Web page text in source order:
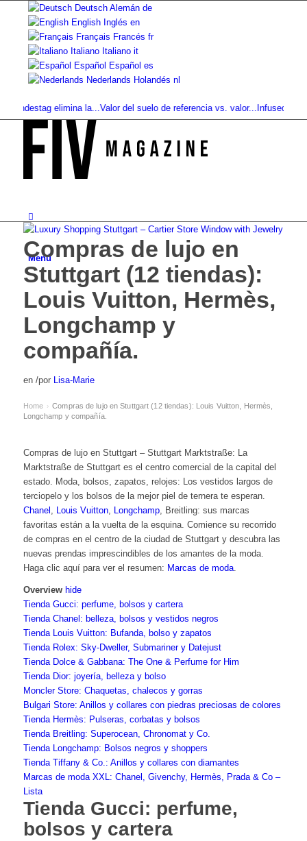
Deutsch Alemán de
English Inglés en
Français Francés fr
Italiano Italiano it
Español Español es
Nederlands Holandés nl
elimina la...Valor del suelo de referencia vs. valor...Infused Kitchen
Menú
Compras de lujo en
Stuttgart (12 tiendas):
Louis Vuitton, Hermès,
Longchamp y
compañía.
en /por Lisa-Marie
Home › Compras de lujo en Stuttgart (12 tiendas): Louis Vuitton, Hermès,
Longchamp y compañía.
Compras de lujo en Stuttgart – Stuttgart Marktstraße: La
Marktstraße de Stuttgart es el centro comercial de la capital del
estado. Moda, bolsos, zapatos, relojes: Los vestidos largos de
terciopelo y los bolsos de la mejor piel de ternera te esperan.
Chanel , Louis Vuitton, Longchamp, Breitling: sus marcas
favoritas están a la vuelta de la esquina. Comience su recorrido
de compras en el centro de la ciudad de Stuttgart y descubra las
nuevas prendas imprescindibles de los amantes de la moda.
Haga clic aquí para ver el resumen: Marcas de moda.
Overview hide
Tienda Gucci: perfume, bolsos y cartera
Tienda Chanel: belleza, bolsos y vestidos negros
Tienda Louis Vuitton: Bufanda, bolso y zapatos
Tienda Rolex: Sky-Dweller, Submariner y Datejust
Tienda Dolce & Gabbana: The One & Perfume for Him
Tienda Dior: joyería, belleza y bolso
Moncler Store: Chaquetas, chalecos y gorras
Bulgari Store: Anillos y collares con piedras preciosas de colores
Tienda Hermès: Pulseras, corbatas y bolsos
Tienda Breitling: Superocean, Chronomat y Co.
Tienda Longchamp: Bolsos negros y shoppers
Tienda Tiffany & Co.: Anillos y collares con diamantes
Marcas de moda XXL: Chanel, Givenchy, Hermès, Prada & Co –
Lista
Tienda Gucci: perfume,
bolsos y cartera